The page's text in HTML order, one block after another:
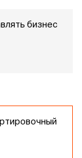
бизнес